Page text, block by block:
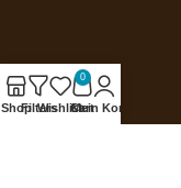
Onlineshop
ShopFiltersWishlist
0
Cart
Mein Konto